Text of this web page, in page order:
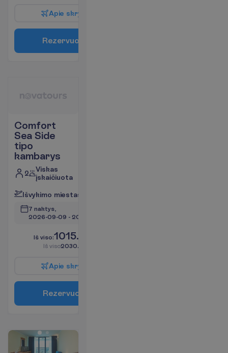
Apie skry
Rezervuo
Comfort
Sea Side
tipo
kambarys
2
Viskas
įskaičiuota
Išvykimo miestas
7 naktys,
2026-09-09 - 2026-09-16
Iš viso:1015.00
Iš viso2030.00
Apie skry
Rezervuo